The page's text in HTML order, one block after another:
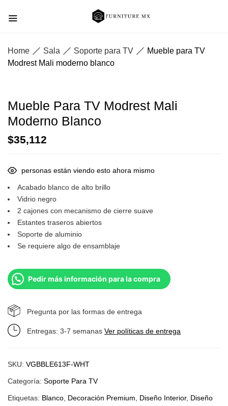
Home Sala Soporte para TV
Mueble para TV
Modrest Mali moderno blanco
Mueble Para TV Modrest Mali
Moderno Blanco
$35,112
personas están viendo esto ahora mismo
Acabado blanco de alto brillo
Vidrio negro
2 cajones con mecanismo de cierre suave
Estantes traseros abiertos
Soporte de aluminio
Se requiere algo de ensamblaje
Pedir más información para la compra
Pregunta por las formas de entrega
Entregas: 3-7 semanas Ver políticas de entrega
SKU: VGBBLE613F-WHT
Categoría: Soporte Para TV
Etiquetas: Blanco Decoración Premium Diseño Interior, Diseño